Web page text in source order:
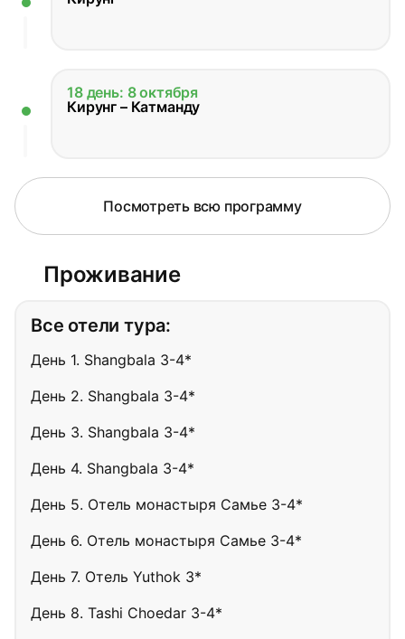
18 день: 8 октября
Кирунг – Катманду
Посмотреть всю программу
Проживание
Все отели тура:
День 1. Shangbala 3-4*
День 2. Shangbala 3-4*
День 3. Shangbala 3-4*
День 4. Shangbala 3-4*
День 5. Отель монастыря Самье 3-4*
День 6. Отель монастыря Самье 3-4*
День 7. Отель Yuthok 3*
День 8. Tashi Choedar 3-4*